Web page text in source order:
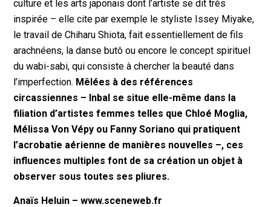
culture et les arts japonais dont l’artiste se dit très
inspirée – elle cite par exemple le styliste Issey Miyake,
le travail de Chiharu Shiota, fait essentiellement de fils
arachnéens, la danse butô ou encore le concept spirituel
du wabi-sabi, qui consiste à chercher la beauté dans
l’imperfection. Mêlées à des références
circassiennes – Inbal se situe elle-même dans la
filiation d’artistes femmes telles que Chloé Moglia,
Mélissa Von Vépy ou Fanny Soriano qui pratiquent
l’acrobatie aérienne de manières nouvelles –, ces
influences multiples font de sa création un objet à
observer sous toutes ses pliures.
Anaïs Heluin – www.sceneweb.fr